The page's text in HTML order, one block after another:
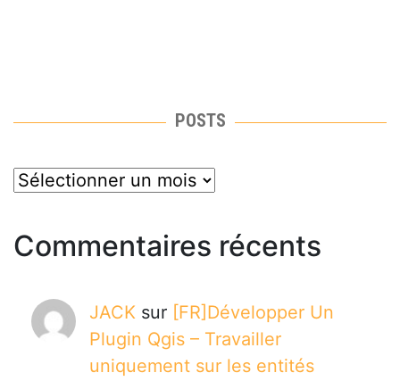
POSTS
posts
Commentaires récents
JACK sur
[FR]Développer Un
Plugin Qgis – Travailler
uniquement sur les entités